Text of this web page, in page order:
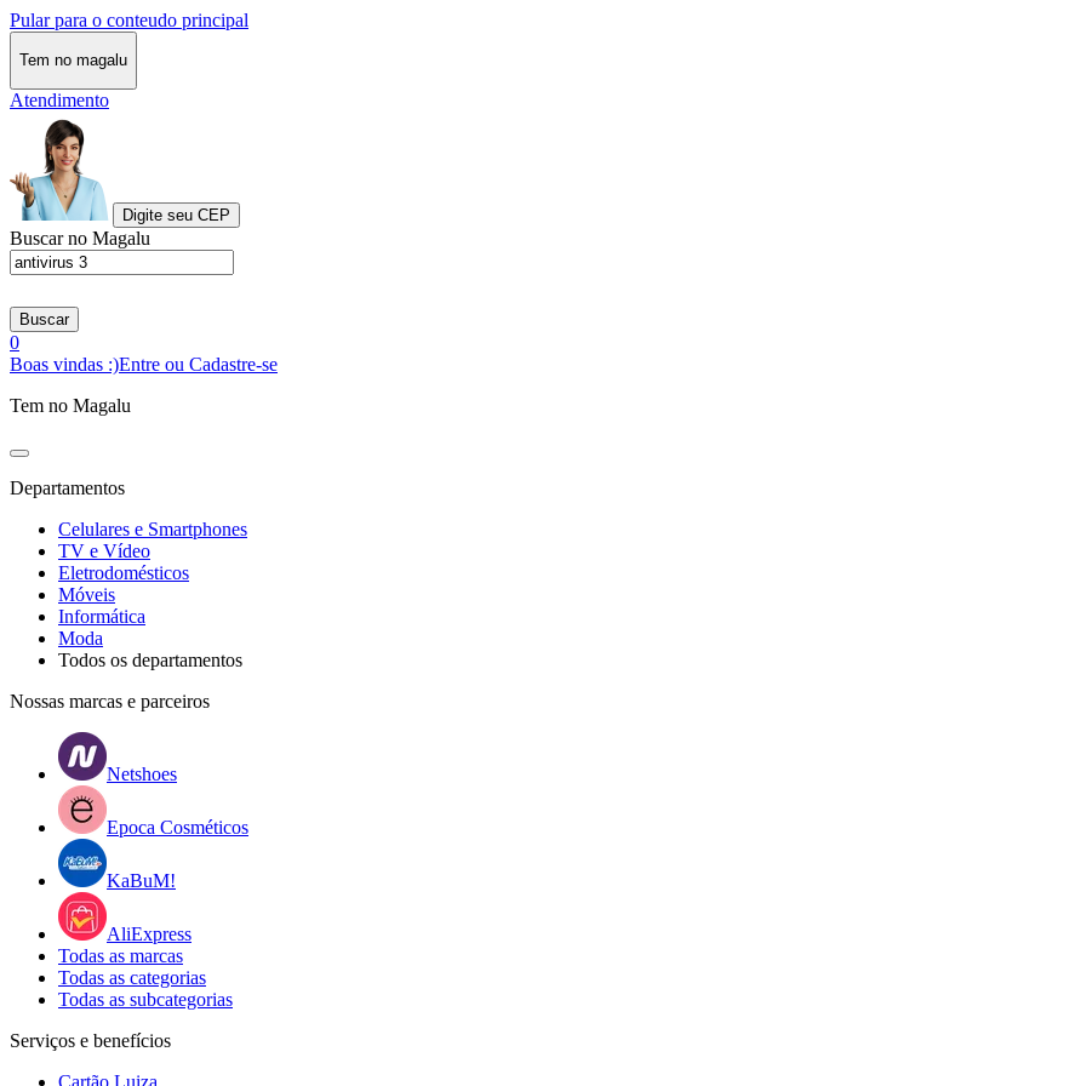
Pular para o conteudo principal
Tem no magalu
Atendimento
Digite seu CEP
Buscar no Magalu
Buscar
0
Boas vindas :)Entre ou Cadastre-se
Tem no Magalu
Departamentos
Celulares e Smartphones
TV e Vídeo
Eletrodomésticos
Móveis
Informática
Moda
Todos os departamentos
Nossas marcas e parceiros
Netshoes
Epoca Cosméticos
KaBuM!
AliExpress
Todas as marcas
Todas as categorias
Todas as subcategorias
Serviços e benefícios
Cartão Luiza